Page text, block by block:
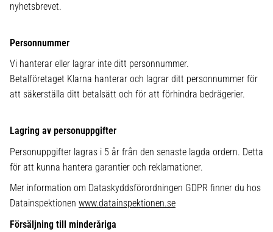
nyhetsbrevet.
Personnummer
Vi hanterar eller lagrar inte ditt personnummer.
Betalföretaget Klarna hanterar och lagrar ditt personnummer för
att säkerställa ditt betalsätt och för att förhindra bedrägerier.
Lagring av personuppgifter
Personuppgifter lagras i 5 år från den senaste lagda ordern. Detta
för att kunna hantera garantier och reklamationer.
Mer information om Dataskyddsförordningen GDPR finner du hos
Datainspektionen www.datainspektionen.se
Försäljning till minderåriga